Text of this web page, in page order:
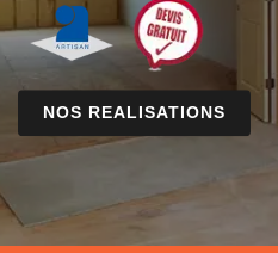
NOS REALISATIONS